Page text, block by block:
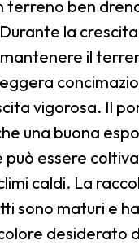
terreno ben
la
il
vigorosa. Il
una buona
può essere
caldi. La
sono maturi e
desiderato